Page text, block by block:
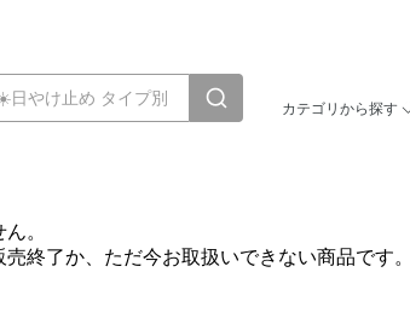
カテゴリから探す
。
終了か、ただ今お取扱いできない商品です。